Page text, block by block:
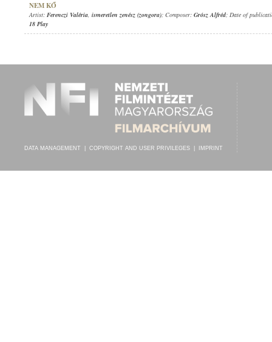
NEM KŐ
Artist: Ferenczi Valéria, ismeretlen zenész (zongora); Composer: Grósz Alfréd; Date of
18 Play
DATA MANAGEMENT COPYRIGHT AND USER PRIVILEGES IMPRINT